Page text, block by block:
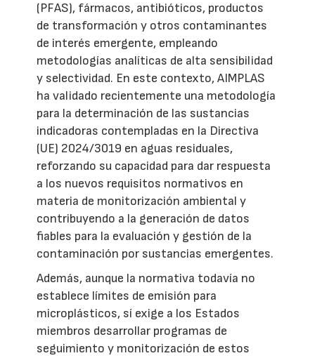
(PFAS), fármacos, antibióticos, productos
de transformación y otros contaminantes
de interés emergente, empleando
metodologías analíticas de alta sensibilidad
y selectividad. En este contexto, AIMPLAS
ha validado recientemente una metodología
para la determinación de las sustancias
indicadoras contempladas en la Directiva
(UE) 2024/3019 en aguas residuales,
reforzando su capacidad para dar respuesta
a los nuevos requisitos normativos en
materia de monitorización ambiental y
contribuyendo a la generación de datos
fiables para la evaluación y gestión de la
contaminación por sustancias emergentes.
Además, aunque la normativa todavía no
establece límites de emisión para
microplásticos, sí exige a los Estados
miembros desarrollar programas de
seguimiento y monitorización de estos